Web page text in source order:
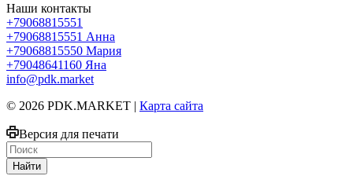
Наши контакты
+79068815551
+79068815551 Анна
+79068815550 Мария
+79048641160 Яна
info@pdk.market
© 2026 PDK.MARKET | Карта сайта
Версия для печати
Найти